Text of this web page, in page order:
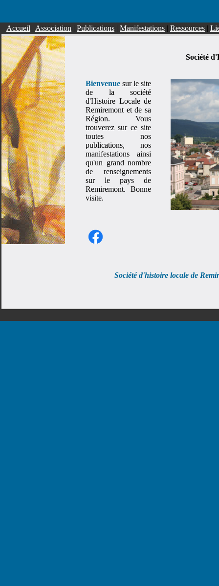
Accueil | Association | Publications | Manifestations | Ressources |
Société
Bienvenue sur le site
de la société
d'Histoire Locale de
Remiremont et de sa
Région. Vous
trouverez sur ce site
toutes nos
publications, nos
manifestations ainsi
qu'un grand nombre
de renseignements
sur le pays de
Remiremont. Bonne
visite.
Société d'histoire locale de